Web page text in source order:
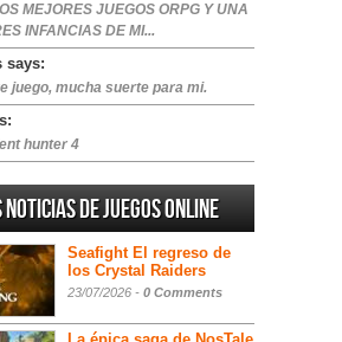
MEJORES JUEGOS ORPG Y UNA
INFANCIAS DE MI...
says:
juego, mucha suerte para mi.
hunter 4
de juegos online
Seafight El regreso de
los Crystal Raiders
23/07/2026 - 0 Comments